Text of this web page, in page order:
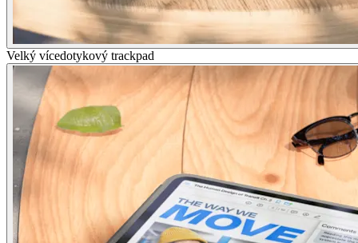
Velký vícedotykový trackpad